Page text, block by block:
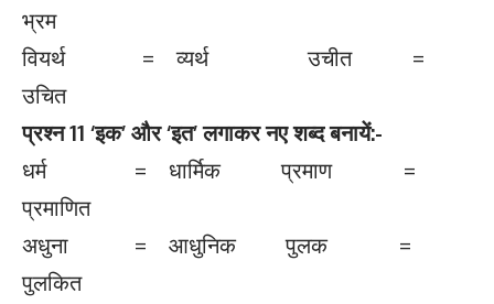
भ्रम
वियर्थ = व्यर्थ उचीत =
उचित
प्रश्न11 ‘इक’ और ‘इत’ लगाकर नए शब्द बनायें:-
धर्म = धार्मिक प्रमाण =
प्रमाणित
अधुना = आधुनिक पुलक =
पुलकित